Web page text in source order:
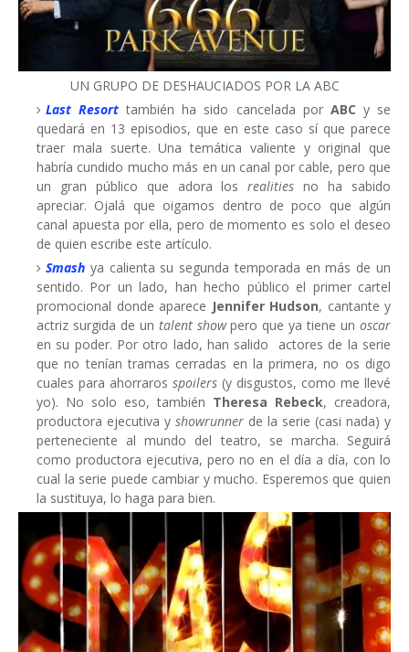
UN GRUPO DE DESHAUCIADOS POR LA ABC
Last Resort también ha sido cancelada porABC y se
quedará en 13 episodios, que en este caso sí que parece
traer mala suerte. Una temática valiente y original que
habría cundido mucho más en un canal por cable, pero que
un gran público que adora losrealitiesno ha sabido
apreciar. Ojalá que oigamos dentro de poco que algún
canal apuesta por ella, pero de momento es solo el deseo
de quien escribe este artículo.
Smash ya calienta su segunda temporada en más de un
sentido. Por un lado, han hecho público el primer cartel
promocional donde aparece Jennifer Hudson, cantante y
actriz surgida de un talent showpero que ya tiene unoscar
en su poder. Por otro lado, han salido actores de la serie
que no tenían tramas cerradas en la primera, no os digo
cuales para ahorraros spoilers (y disgustos, como me llevé
yo). No solo eso, también Theresa Rebeck, creadora,
productora ejecutiva y showrunner de la serie (casi nada) y
perteneciente al mundo del teatro, se marcha. Seguirá
como productora ejecutiva, pero no en el día a día, con lo
cual la serie puede cambiar y mucho. Esperemos que quien
la sustituya, lo haga para bien.